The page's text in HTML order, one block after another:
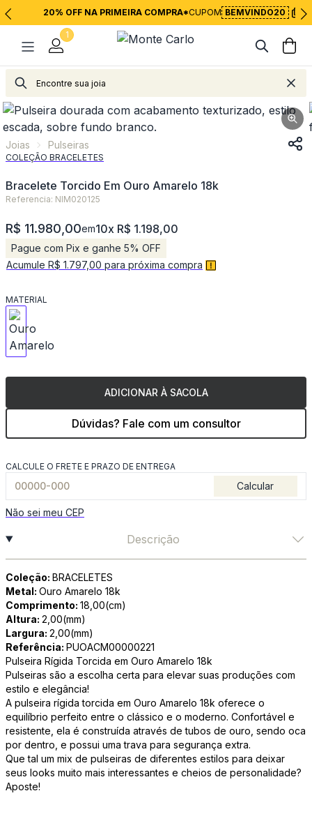
20% OFF NA PRIMEIRA COMPRA*CUPOM BEMVINDO20
1
Joias
Joias Pulseiras
COLEÇÃO BRACELETES
Bracelete Torcido Em Ouro Amarelo 18k
Referencia: NIM020125
R$ 11.980,00em10x R$ 1.198,00
Pague com Pix e ganhe 5% OFF
Acumule R$ 1.797,00 para próxima compra
MATERIAL
ADICIONAR À SACOLA
Dúvidas? Fale com um consultor
CALCULE O FRETE E PRAZO DE ENTREGA
Calcular
Não sei meu CEP
Descrição
Coleção: BRACELETES
Metal: Ouro Amarelo 18k
Comprimento: 18,00(cm)
Altura: 2,00(mm)
Largura: 2,00(mm)
Referência: PUOACM00000221
Pulseira Rígida Torcida em Ouro Amarelo 18k
Pulseiras são a escolha certa para elevar suas produções com
estilo e elegância!
A pulseira rígida torcida em Ouro Amarelo 18k oferece o
equilíbrio perfeito entre o clássico e o moderno. Confortável e
resistente, ela é construída através de tubos de ouro, sendo oca
por dentro, e possui uma trava para segurança extra.
Que tal um mix de pulseiras de diferentes estilos para deixar
seus looks muito mais interessantes e cheios de personalidade?
Aposte!